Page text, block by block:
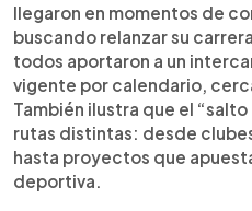
llegaron en momentos de
buscando relanzar su
todos aportaron a un
vigente por calendario,
También ilustra que el
rutas distintas: desde
hasta proyectos que
deportiva.